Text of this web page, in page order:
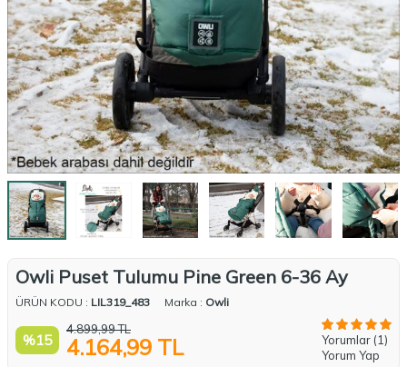
Owli Puset Tulumu Pine Green 6-36 Ay
ÜRÜN KODU : LIL319_483 Marka : Owli
%15
4.899,99TL
4.164,99 TL
Yorumlar (1)
Yorum Yap